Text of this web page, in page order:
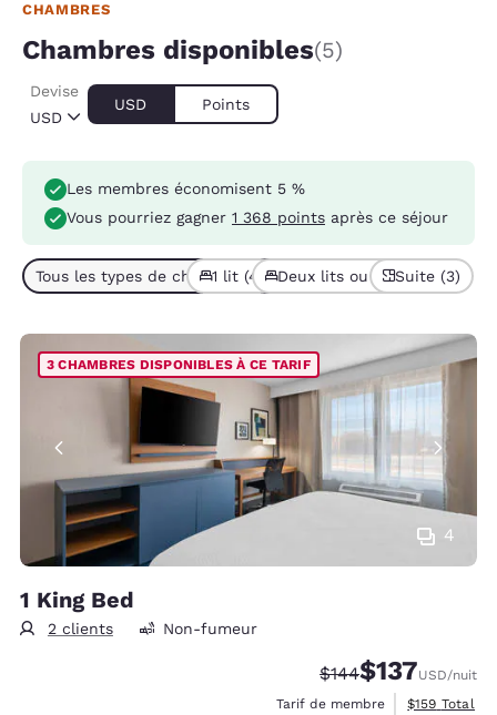
CHAMBRES
Chambres disponibles(5)
USD
Devise
USD Points
Les membres économisent 5 %
Vous pourriez gagner 1 368 points après ce séjour
Tous les types de chambres (5)
1 lit (4) Deux lits ou plus (1)Suite (3)
4
3 CHAMBRES DISPONIBLES À CE TARIF
1 King Bed
2 clients Non-fumeur
Tarif barré :
$144Tarif réduit :
$137USD/nuit
Tarif de membre
Afficher les
$159 Total